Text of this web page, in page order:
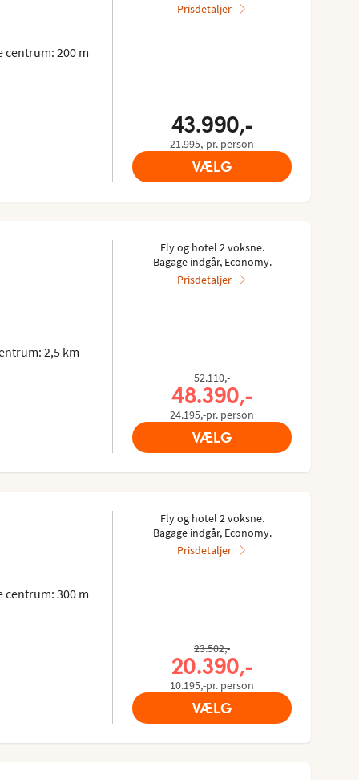
centrum: 200 m
Prisdetaljer
43.990,-
21.995,-pr. person
VÆLG
2,5 km
Fly og hotel 2 voksne.
Bagage indgår, Economy.
Prisdetaljer
Tidligere pris,
52.110,-
Nuværende pris,
48.390,-
24.195,-pr. person
VÆLG
centrum: 300 m
Fly og hotel 2 voksne.
Bagage indgår, Economy.
Prisdetaljer
Tidligere pris,
23.502,-
Nuværende pris,
20.390,-
10.195,-pr. person
VÆLG